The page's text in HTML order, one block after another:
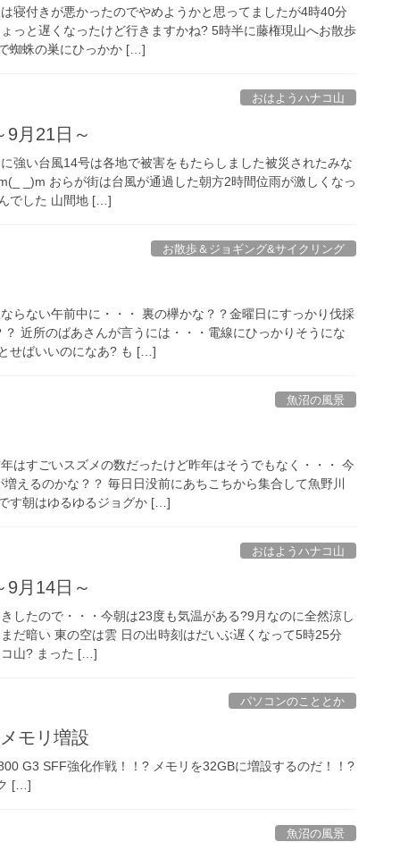
寝付きが悪かったのでやめようかと思ってましたが4時40分
っと遅くなったけど行きますかね? 5時半に藤権現山へお散歩
蜘蛛の巣にひっかか […]
おはようハナコ山
9月21日～
強い台風14号は各地で被害をもたらしました被災されたみな
_)m おらが街は台風が通過した朝方2時間位雨が激しくなっ
でした 山間地 […]
お散歩＆ジョギング&サイクリング
らない午前中に・・・ 裏の欅かな？？金曜日にすっかり伐採
近所のばあさんが言うには・・・電線にひっかりそうにな
せばいいのになあ? も […]
魚沼の風景
はすごいスズメの数だったけど昨年はそうでもなく・・・ 今
えるのかな？？ 毎日日没前にあちこちから集合して魚野川
す朝はゆるゆるジョグか […]
おはようハナコ山
9月14日～
したので・・・今朝は23度も気温がある?9月なのに全然涼し
だ暗い 東の空は雲 日の出時刻はだいぶ遅くなって5時25分
山? まった […]
パソコンのこととか
モリ増設
G3 SFF強化作戦！！? メモリを32GBに増設するのだ！！?
[…]
魚沼の風景